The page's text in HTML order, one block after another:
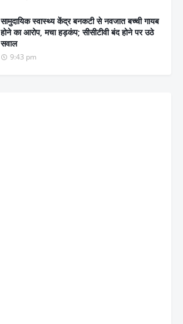
सामुदायिक स्वास्थ्य केंद्र बनकटी से नवजात बच्ची गायब
होने का आरोप, मचा हड़कंप; सीसीटीवी बंद होने पर उठे
सवाल
9:43 pm